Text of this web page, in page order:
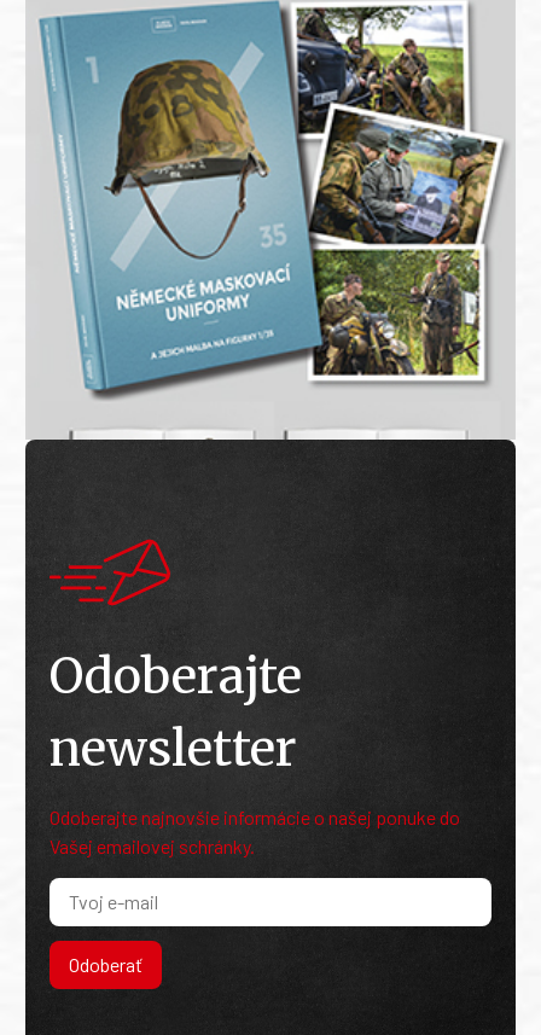
Odoberajte
newsletter
Odoberajte najnovšie informácie o našej ponuke do
Vašej emailovej schránky.
Odoberať